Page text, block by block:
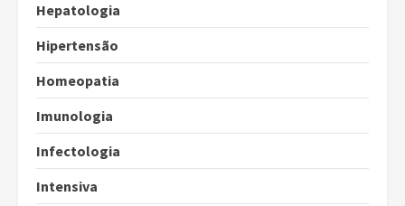
Hepatologia
Hipertensão
Homeopatia
Imunologia
Infectologia
Intensiva